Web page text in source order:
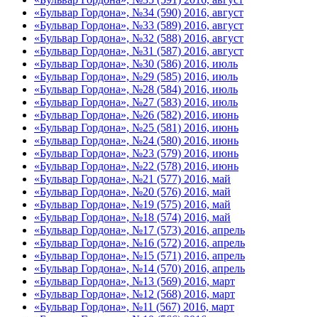
«Бульвар Гордона», №34 (590) 2016, август
«Бульвар Гордона», №33 (589) 2016, август
«Бульвар Гордона», №32 (588) 2016, август
«Бульвар Гордона», №31 (587) 2016, август
«Бульвар Гордона», №30 (586) 2016, июль
«Бульвар Гордона», №29 (585) 2016, июль
«Бульвар Гордона», №28 (584) 2016, июль
«Бульвар Гордона», №27 (583) 2016, июль
«Бульвар Гордона», №26 (582) 2016, июнь
«Бульвар Гордона», №25 (581) 2016, июнь
«Бульвар Гордона», №24 (580) 2016, июнь
«Бульвар Гордона», №23 (579) 2016, июнь
«Бульвар Гордона», №22 (578) 2016, июнь
«Бульвар Гордона», №21 (577) 2016, май
«Бульвар Гордона», №20 (576) 2016, май
«Бульвар Гордона», №19 (575) 2016, май
«Бульвар Гордона», №18 (574) 2016, май
«Бульвар Гордона», №17 (573) 2016, апрель
«Бульвар Гордона», №16 (572) 2016, апрель
«Бульвар Гордона», №15 (571) 2016, апрель
«Бульвар Гордона», №14 (570) 2016, апрель
«Бульвар Гордона», №13 (569) 2016, март
«Бульвар Гордона», №12 (568) 2016, март
«Бульвар Гордона», №11 (567) 2016, март